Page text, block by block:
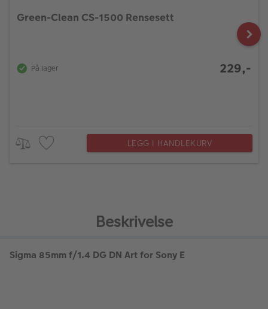
Green-Clean CS-1500 Rensesett
På lager 229,-
LEGG I HANDLEKURV
Beskrivelse
Sigma 85mm f/1.4 DG DN Art for Sony E